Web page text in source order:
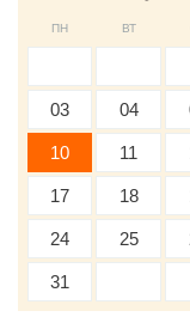
ПН ВТ
03 04
10 11
17 18
24 25
31